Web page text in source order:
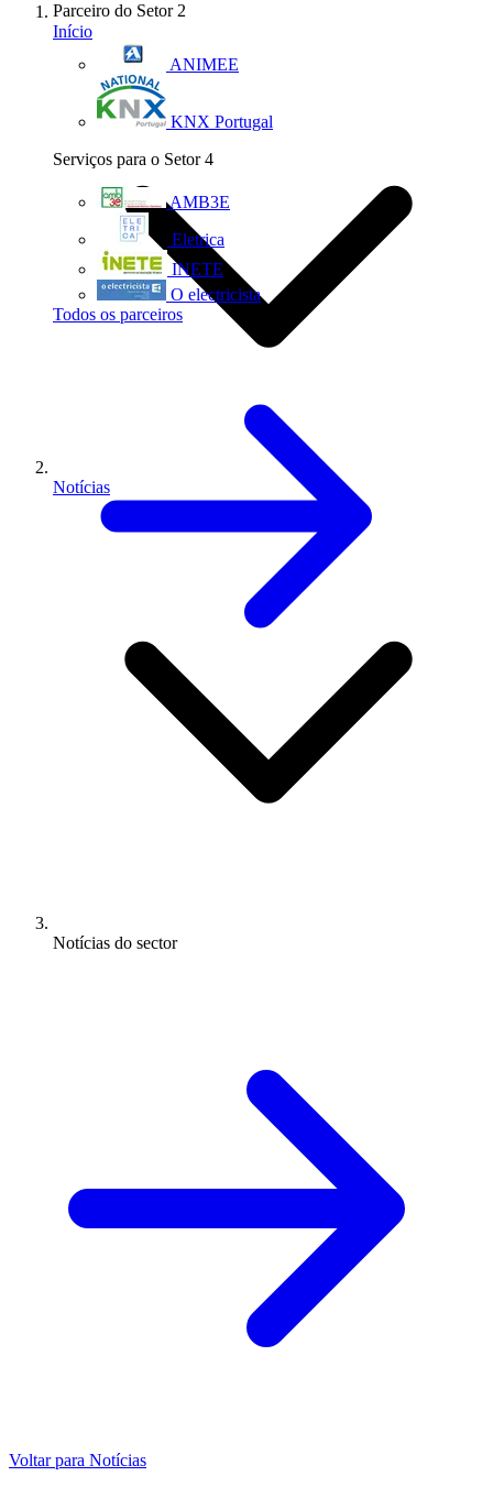
Parceiro do Setor 2
ANIMEE
KNX Portugal
Serviços para o Setor 4
AMB3E
Eletrica
INETE
O electricista
Todos os parceiros
Início
Notícias
Notícias do sector
Voltar para Notícias